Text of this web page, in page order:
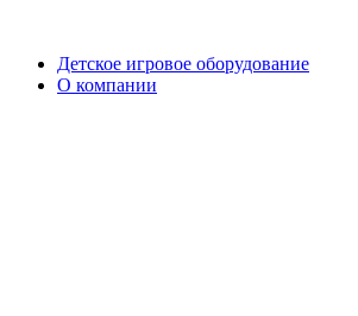
Детское игровое оборудование
О компании